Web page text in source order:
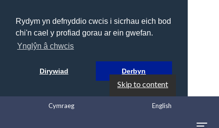
Rydym yn defnyddio cwcis i sicrhau eich bod
chi'n cael y profiad gorau ar ein gwefan.
Ynglŷn â chwcis
Dirywiad Derbyn
Skip to content
English
Cymraeg